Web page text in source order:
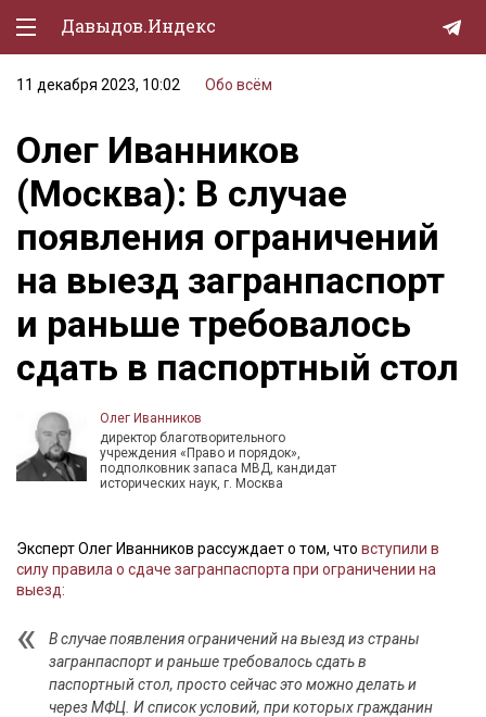
Давыдов.Индекс
Политическая жизнь
Экономика
Природа
Образование
Спорт
Культура
Lifestyle
Мурзилка
11 декабря 2023, 10:02 Обо всём
Олег Иванников
(Москва): В случае
появления ограничений
на выезд загранпаспорт
и раньше требовалось
сдать в паспортный стол
Олег Иванников
директор благотворительного
учреждения «Право и порядок»,
подполковник запаса МВД, кандидат
исторических наук, г. Москва
Эксперт Олег Иванников рассуждает о том, что вступили в
силу правила о сдаче загранпаспорта при ограничении на
выезд:
В случае появления ограничений на выезд из страны
загранпаспорт и раньше требовалось сдать в
паспортный стол, просто сейчас это можно делать и
через МФЦ. И список условий, при которых гражданин